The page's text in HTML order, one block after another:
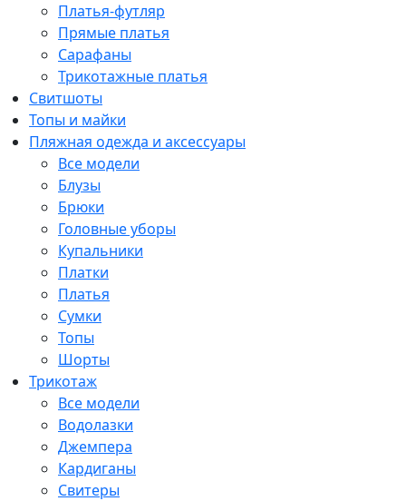
Платья-футляр
Прямые платья
Сарафаны
Трикотажные платья
Свитшоты
Топы и майки
Пляжная одежда и аксессуары
Все модели
Блузы
Брюки
Головные уборы
Купальники
Платки
Платья
Сумки
Топы
Шорты
Трикотаж
Все модели
Водолазки
Джемпера
Кардиганы
Свитеры